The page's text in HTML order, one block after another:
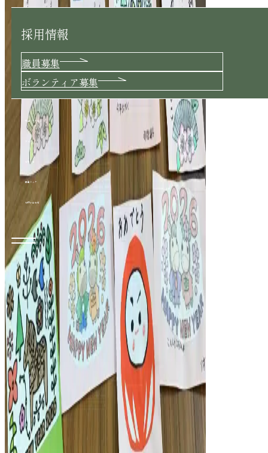
採用情報
職員募集
ボランティア募集
交通・アクセス
ブログ
お知らせ
関連リンク
お問い合わせ